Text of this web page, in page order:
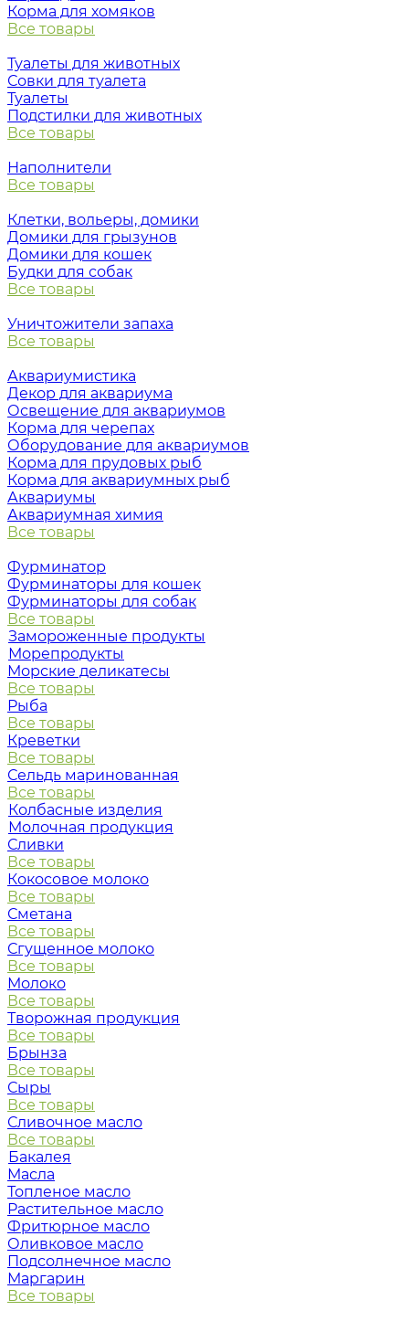
Корма для хомяков
Все товары
Туалеты для животных
Совки для туалета
Туалеты
Подстилки для животных
Все товары
Наполнители
Все товары
Клетки, вольеры, домики
Домики для грызунов
Домики для кошек
Будки для собак
Все товары
Уничтожители запаха
Все товары
Аквариумистика
Декор для аквариума
Освещение для аквариумов
Корма для черепах
Оборудование для аквариумов
Корма для прудовых рыб
Корма для аквариумных рыб
Аквариумы
Аквариумная химия
Все товары
Фурминатор
Фурминаторы для кошек
Фурминаторы для собак
Все товары
Замороженные продукты
Морепродукты
Морские деликатесы
Все товары
Рыба
Все товары
Креветки
Все товары
Сельдь маринованная
Все товары
Колбасные изделия
Молочная продукция
Сливки
Все товары
Кокосовое молоко
Все товары
Сметана
Все товары
Сгущенное молоко
Все товары
Молоко
Все товары
Творожная продукция
Все товары
Брынза
Все товары
Сыры
Все товары
Сливочное масло
Все товары
Бакалея
Масла
Топленое масло
Растительное масло
Фритюрное масло
Оливковое масло
Подсолнечное масло
Маргарин
Все товары